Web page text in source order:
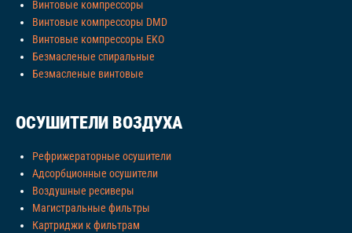
Винтовые компрессоры
Винтовые компрессоры DMD
Винтовые компрессоры EKO
Безмасленые спиральные
Безмасленые винтовые
ОСУШИТЕЛИ ВОЗДУХА
Рефрижераторные осушители
Адсорбционные осушители
Воздушные ресиверы
Магистральные фильтры
Картриджи к фильтрам